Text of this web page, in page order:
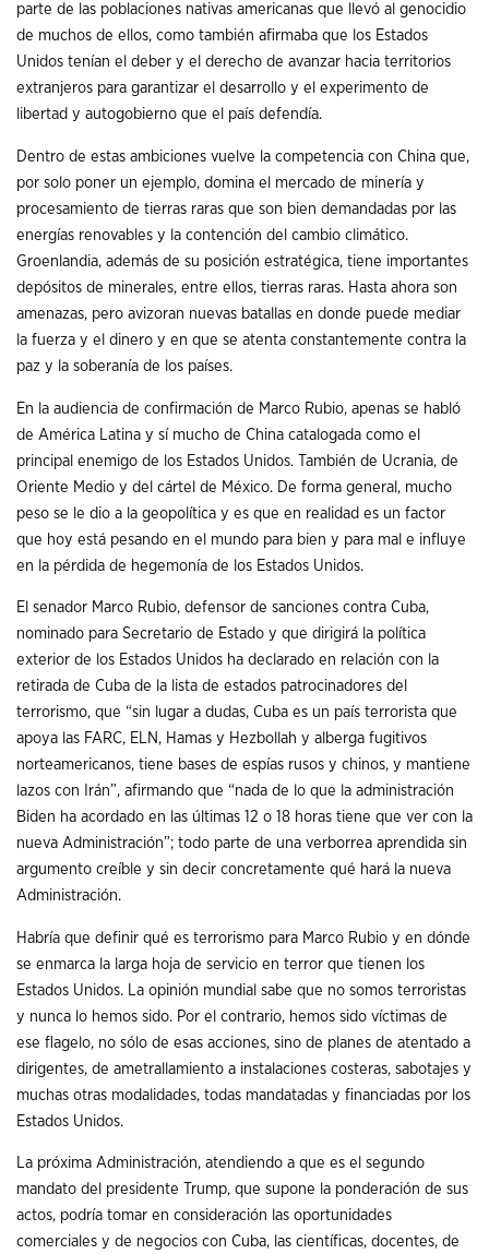
parte de las poblaciones nativas americanas que llevó al genocidio
de muchos de ellos, como también afirmaba que los Estados
Unidos tenían el deber y el derecho de avanzar hacia territorios
extranjeros para garantizar el desarrollo y el experimento de
libertad y autogobierno que el país defendía.
Dentro de estas ambiciones vuelve la competencia con China que,
por solo poner un ejemplo, domina el mercado de minería y
procesamiento de tierras raras que son bien demandadas por las
energías renovables y la contención del cambio climático.
Groenlandia, además de su posición estratégica, tiene importantes
depósitos de minerales, entre ellos, tierras raras. Hasta ahora son
amenazas, pero avizoran nuevas batallas en donde puede mediar
la fuerza y el dinero y en que se atenta constantemente contra la
paz y la soberanía de los países.
En la audiencia de confirmación de Marco Rubio, apenas se habló
de América Latina y sí mucho de China catalogada como el
principal enemigo de los Estados Unidos. También de Ucrania, de
Oriente Medio y del cártel de México. De forma general, mucho
peso se le dio a la geopolítica y es que en realidad es un factor
que hoy está pesando en el mundo para bien y para mal e influye
en la pérdida de hegemonía de los Estados Unidos.
El senador Marco Rubio, defensor de sanciones contra Cuba,
nominado para Secretario de Estado y que dirigirá la política
exterior de los Estados Unidos ha declarado en relación con la
retirada de Cuba de la lista de estados patrocinadores del
terrorismo, que “sin lugar a dudas, Cuba es un país terrorista que
apoya las FARC, ELN, Hamas y Hezbollah y alberga fugitivos
norteamericanos, tiene bases de espías rusos y chinos, y mantiene
lazos con Irán”, afirmando que “nada de lo que la administración
Biden ha acordado en las últimas 12 o 18 horas tiene que ver con la
nueva Administración”; todo parte de una verborrea aprendida sin
argumento creíble y sin decir concretamente qué hará la nueva
Administración.
Habría que definir qué es terrorismo para Marco Rubio y en dónde
se enmarca la larga hoja de servicio en terror que tienen los
Estados Unidos. La opinión mundial sabe que no somos terroristas
y nunca lo hemos sido. Por el contrario, hemos sido víctimas de
ese flagelo, no sólo de esas acciones, sino de planes de atentado a
dirigentes, de ametrallamiento a instalaciones costeras, sabotajes y
muchas otras modalidades, todas mandatadas y financiadas por los
Estados Unidos.
La próxima Administración, atendiendo a que es el segundo
mandato del presidente Trump, que supone la ponderación de sus
actos, podría tomar en consideración las oportunidades
comerciales y de negocios con Cuba, las científicas, docentes, de